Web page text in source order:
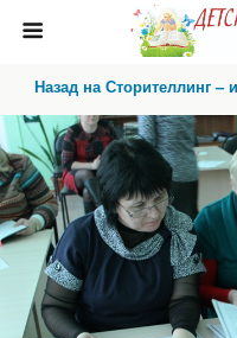
Назад на Сторителлинг –